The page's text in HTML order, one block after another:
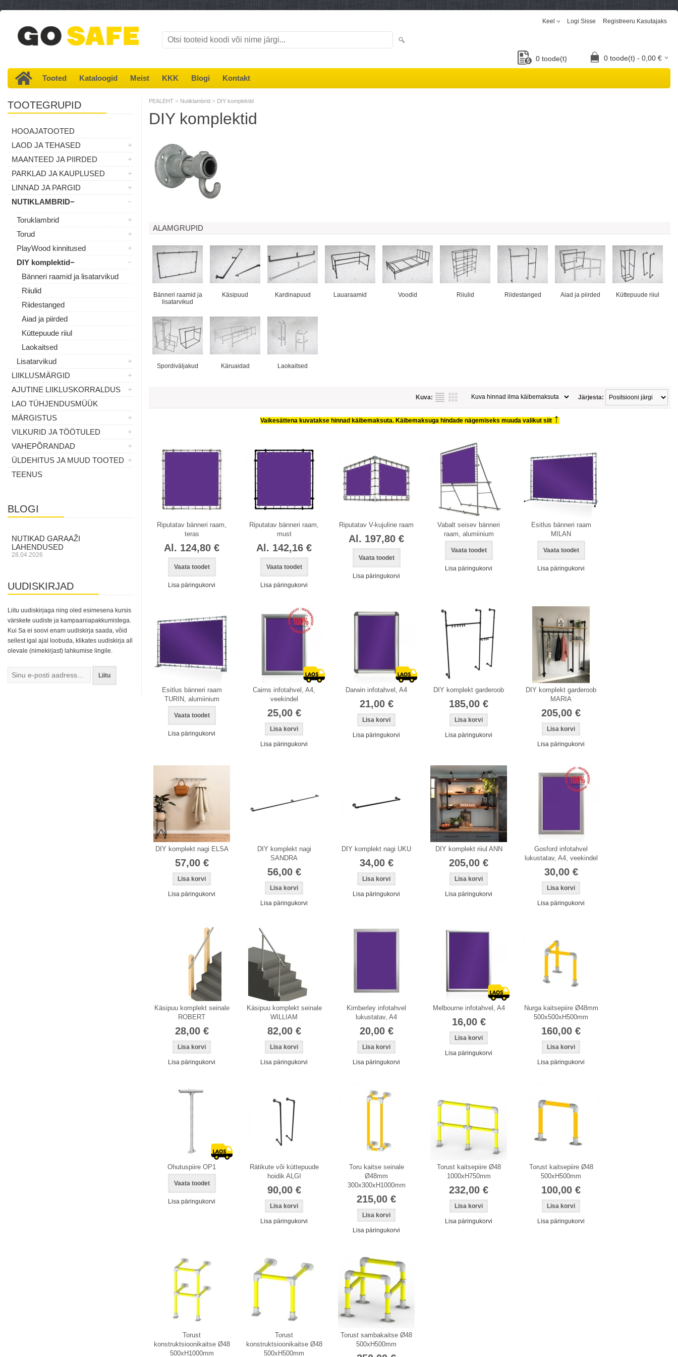
Keel Logi Sisse Registreeru Kasutajaks
0 toode(t) 0 toode(t) - 0,00 €
Tooted Kataloogid Meist KKK Blogi Kontakt
TOOTEGRUPID
HOOAJATOOTED
LAOD JA TEHASED
MAANTEED JA PIIRDED
PARKLAD JA KAUPLUSED
LINNAD JA PARGID
NUTIKLAMBRID
Toruklambrid
Torud
PlayWood kinnitused
DIY komplektid
Bänneri raamid ja lisatarvikud
Riiulid
Riidestanged
Aiad ja piirded
Küttepuude riiul
Laokaitsed
Lisatarvikud
LIIKLUSMÄRGID
AJUTINE LIIKLUSKORRALDUS
LAO TÜHJENDUSMÜÜK
MÄRGISTUS
VILKURID JA TÖÖTULED
VAHEPÕRANDAD
ÜLDEHITUS JA MUUD TOOTED
TEENUS
BLOGI
NUTIKAD GARAAŽI
LAHENDUSED
28.04.2026
UUDISKIRJAD
Liitu uudiskirjaga ning oled esimesena kursis
värskete uudiste ja kampaaniapakkumistega.
Kui Sa ei soovi enam uudiskirja saada, võid
sellest igal ajal loobuda, klikates uudiskirja all
olevale (nimekirjast) lahkumise lingile.
Liitu
PEALEHT » Nutiklambrid » DIY komplektid
DIY komplektid
ALAMGRUPID
Bänneri raamid ja
lisatarvikud
Käsipuud Kardinapuud Lauaraamid Voodid Riiulid Riidestanged Aiad ja piirded Küttepuude riiul
Spordiväljakud Käruaidad Laokaitsed
Järjesta:
Kuva:
Vaikesättena kuvatakse hinnad käibemaksuta. Käibemaksuga hindade nägemiseks muuda valikut siit↑
Riputatav bänneri raam,
teras
Al. 124,80 €
Vaata toodet
Lisa päringukorvi
Riputatav bänneri raam,
must
Al. 142,16 €
Vaata toodet
Lisa päringukorvi
Riputatav V-kujuline raam
Al. 197,80 €
Vaata toodet
Lisa päringukorvi
Vabalt seisev bänneri
raam, alumiinium
Vaata toodet
Lisa päringukorvi
Esitlus bänneri raam
MILAN
Vaata toodet
Lisa päringukorvi
Esitlus bänneri raam
TURIN, alumiinium
Vaata toodet
Lisa päringukorvi
Laos
Cairns infotahvel, A4,
veekindel
25,00 €
Lisa päringukorvi
Laos
Darwin infotahvel, A4
21,00 €
Lisa päringukorvi
DIY komplekt garderoob
185,00 €
Lisa päringukorvi
DIY komplekt garderoob
MARIA
205,00 €
Lisa päringukorvi
DIY komplekt nagi ELSA
57,00 €
Lisa päringukorvi
DIY komplekt nagi
SANDRA
56,00 €
Lisa päringukorvi
DIY komplekt nagi UKU
34,00 €
Lisa päringukorvi
DIY komplekt riiul ANN
205,00 €
Lisa päringukorvi
Gosford infotahvel
lukustatav, A4, veekindel
30,00 €
Lisa päringukorvi
Käsipuu komplekt seinale
ROBERT
28,00 €
Lisa päringukorvi
Käsipuu komplekt seinale
WILLIAM
82,00 €
Lisa päringukorvi
Kimberley infotahvel
lukustatav, A4
20,00 €
Lisa päringukorvi
Laos
Melbourne infotahvel, A4
16,00 €
Lisa päringukorvi
Nurga kaitsepiire Ø48mm
500x500xH500mm
160,00 €
Lisa päringukorvi
Ohutuspiire OP1
Vaata toodet
Lisa päringukorvi
Rätikute või küttepuude
hoidik ALGI
90,00 €
Lisa päringukorvi
Toru kaitse seinale
Ø48mm
300x300xH1000mm
215,00 €
Lisa päringukorvi
Torust kaitsepiire Ø48
1000xH750mm
232,00 €
Lisa päringukorvi
Torust kaitsepiire Ø48
500xH500mm
100,00 €
Lisa päringukorvi
Torust
konstruktsioonikaitse Ø48
500xH1000mm
Torust
konstruktsioonikaitse Ø48
500xH500mm
Torust sambakaitse Ø48
500xH500mm